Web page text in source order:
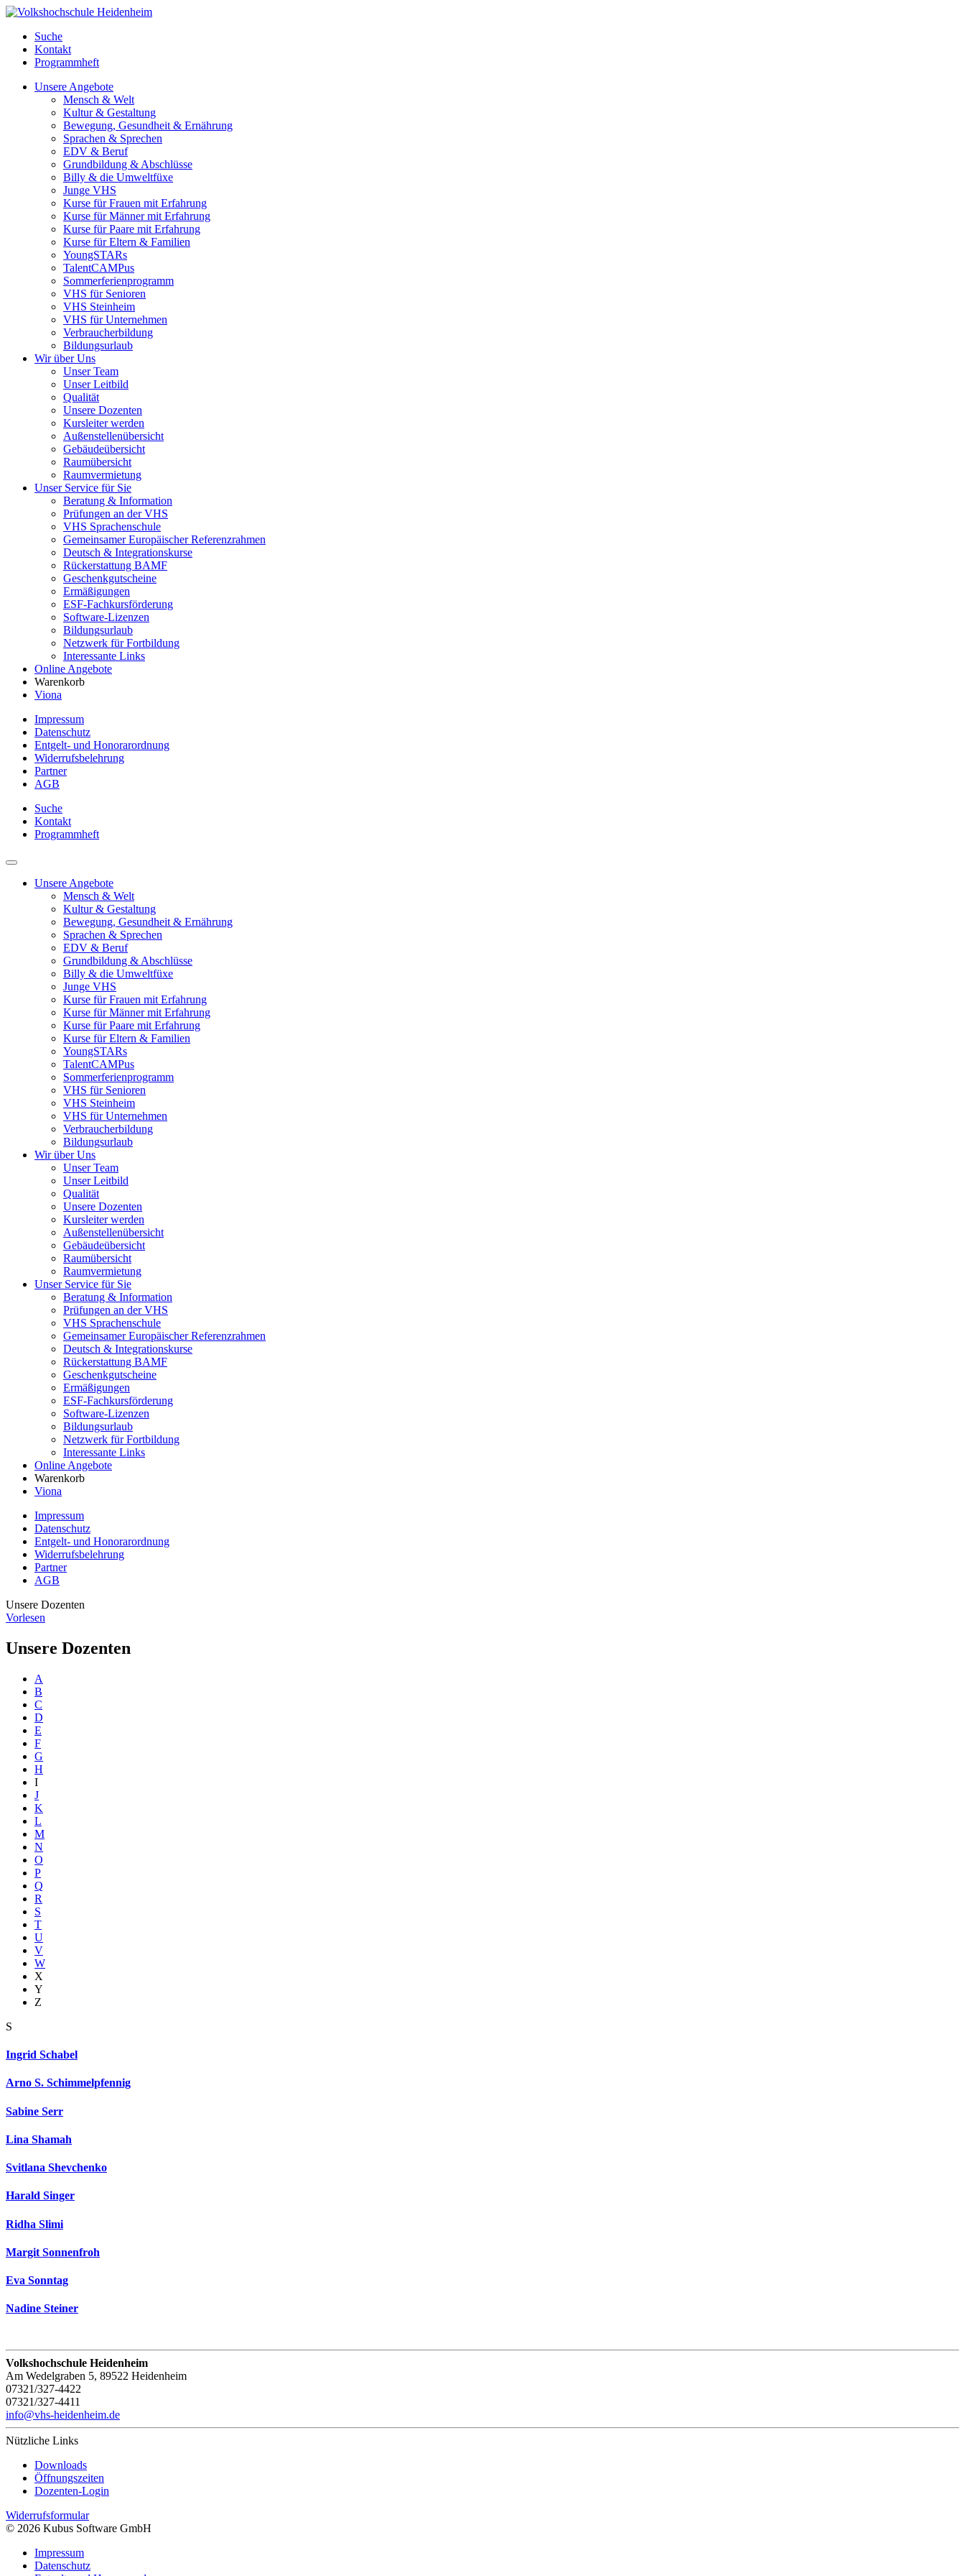
Suche
Kontakt
Programmheft
Unsere Angebote
Mensch & Welt
Kultur & Gestaltung
Bewegung, Gesundheit & Ernährung
Sprachen & Sprechen
EDV & Beruf
Grundbildung & Abschlüsse
Billy & die Umweltfüxe
Junge VHS
Kurse für Frauen mit Erfahrung
Kurse für Männer mit Erfahrung
Kurse für Paare mit Erfahrung
Kurse für Eltern & Familien
YoungSTARs
TalentCAMPus
Sommerferienprogramm
VHS für Senioren
VHS Steinheim
VHS für Unternehmen
Verbraucherbildung
Bildungsurlaub
Wir über Uns
Unser Team
Unser Leitbild
Qualität
Unsere Dozenten
Kursleiter werden
Außenstellenübersicht
Gebäudeübersicht
Raumübersicht
Raumvermietung
Unser Service für Sie
Beratung & Information
Prüfungen an der VHS
VHS Sprachenschule
Gemeinsamer Europäischer Referenzrahmen
Deutsch & Integrationskurse
Rückerstattung BAMF
Geschenkgutscheine
Ermäßigungen
ESF-Fachkursförderung
Software-Lizenzen
Bildungsurlaub
Netzwerk für Fortbildung
Interessante Links
Online Angebote
Warenkorb
Viona
Impressum
Datenschutz
Entgelt- und Honorarordnung
Widerrufsbelehrung
Partner
AGB
Suche
Kontakt
Programmheft
Unsere Angebote
Mensch & Welt
Kultur & Gestaltung
Bewegung, Gesundheit & Ernährung
Sprachen & Sprechen
EDV & Beruf
Grundbildung & Abschlüsse
Billy & die Umweltfüxe
Junge VHS
Kurse für Frauen mit Erfahrung
Kurse für Männer mit Erfahrung
Kurse für Paare mit Erfahrung
Kurse für Eltern & Familien
YoungSTARs
TalentCAMPus
Sommerferienprogramm
VHS für Senioren
VHS Steinheim
VHS für Unternehmen
Verbraucherbildung
Bildungsurlaub
Wir über Uns
Unser Team
Unser Leitbild
Qualität
Unsere Dozenten
Kursleiter werden
Außenstellenübersicht
Gebäudeübersicht
Raumübersicht
Raumvermietung
Unser Service für Sie
Beratung & Information
Prüfungen an der VHS
VHS Sprachenschule
Gemeinsamer Europäischer Referenzrahmen
Deutsch & Integrationskurse
Rückerstattung BAMF
Geschenkgutscheine
Ermäßigungen
ESF-Fachkursförderung
Software-Lizenzen
Bildungsurlaub
Netzwerk für Fortbildung
Interessante Links
Online Angebote
Warenkorb
Viona
Impressum
Datenschutz
Entgelt- und Honorarordnung
Widerrufsbelehrung
Partner
AGB
Unsere Dozenten
Vorlesen
Unsere Dozenten
A
B
C
D
E
F
G
H
I
J
K
L
M
N
O
P
Q
R
S
T
U
V
W
X
Y
Z
S
Ingrid Schabel
Arno S. Schimmelpfennig
Sabine Serr
Lina Shamah
Svitlana Shevchenko
Harald Singer
Ridha Slimi
Margit Sonnenfroh
Eva Sonntag
Nadine Steiner
Volkshochschule Heidenheim
Am Wedelgraben 5, 89522 Heidenheim
07321/327-4422
07321/327-4411
info@vhs-heidenheim.de
Nützliche Links
Downloads
Öffnungszeiten
Dozenten-Login
Widerrufsformular
© 2026 Kubus Software GmbH
Impressum
Datenschutz